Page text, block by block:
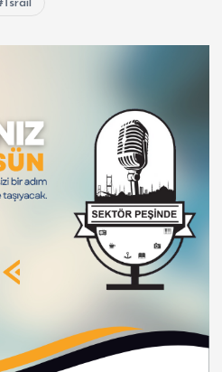
İsrail